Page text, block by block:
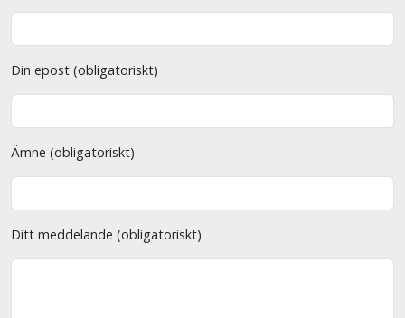
Din epost (obligatoriskt)
Ämne (obligatoriskt)
Ditt meddelande (obligatoriskt)